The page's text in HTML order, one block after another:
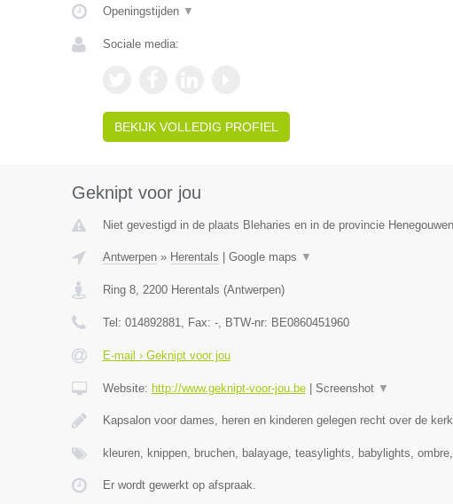
Openingstijden ▼
Sociale media:
BEKIJK VOLLEDIG PROFIEL
Geknipt voor jou
Niet gevestigd in de plaats Bleharies en in de provincie
Antwerpen» Herentals Google maps ▼
Ring 8, 2200 Herentals (Antwerpen)
Tel: 014892881, Fax: -, BTW-nr: BE0860451960
E-mail › Geknipt voor jou
Website: http://www.geknipt-voor-jou.be| Screenshot ▼
Kapsalon voor dames, heren en kinderen gelegen recht over de
kleuren, knippen, bruchen, balayage, teasylights, babylights, ombre,
Er wordt gewerkt op afspraak.